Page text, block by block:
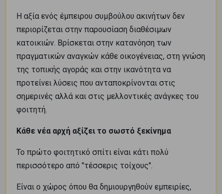
Η αξία ενός έμπειρου συμβούλου ακινήτων δεν
περιορίζεται στην παρουσίαση διαθέσιμων
κατοικιών. Βρίσκεται στην κατανόηση των
πραγματικών αναγκών κάθε οικογένειας, στη γνώση
της τοπικής αγοράς και στην ικανότητα να
προτείνει λύσεις που ανταποκρίνονται στις
σημερινές αλλά και στις μελλοντικές ανάγκες του
φοιτητή.
Κάθε νέα αρχή αξίζει το σωστό ξεκίνημα
Το πρώτο φοιτητικό σπίτι είναι κάτι πολύ
περισσότερο από "τέσσερις τοίχους".
Είναι ο χώρος όπου θα δημιουργηθούν εμπειρίες,